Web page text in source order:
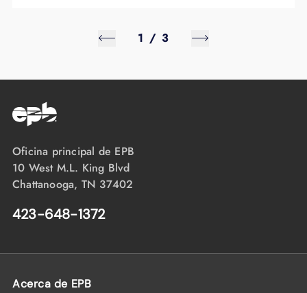
1 / 3
Oficina principal de EPB
10 West M.L. King Blvd
Chattanooga, TN 37402
423-648-1372
Acerca de EPB